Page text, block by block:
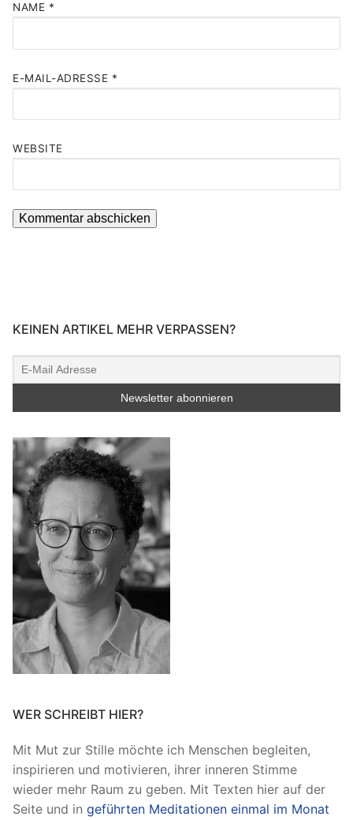
NAME *
E-MAIL-ADRESSE *
WEBSITE
KEINEN ARTIKEL MEHR VERPASSEN?
WER SCHREIBT HIER?
Mit Mut zur Stille möchte ich Menschen begleiten,
inspirieren und motivieren, ihrer inneren Stimme
wieder mehr Raum zu geben. Mit Texten hier auf der
Seite und in geführten Meditationen einmal im Monat